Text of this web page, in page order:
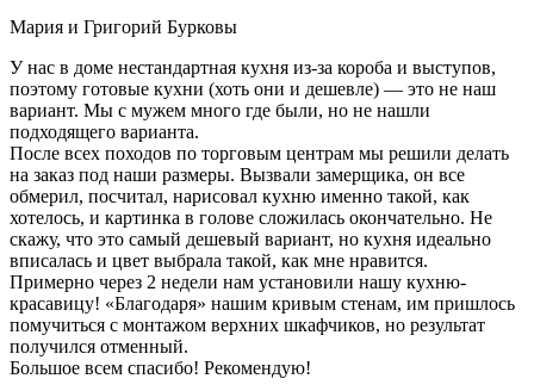
Мария и Григорий Бурковы
У нас в доме нестандартная кухня из-за короба и выступов,
поэтому готовые кухни (хоть они и дешевле) — это не наш
вариант. Мы с мужем много где были, но не нашли
подходящего варианта.
После всех походов по торговым центрам мы решили делать
на заказ под наши размеры. Вызвали замерщика, он все
обмерил, посчитал, нарисовал кухню именно такой, как
хотелось, и картинка в голове сложилась окончательно. Не
скажу, что это самый дешевый вариант, но кухня идеально
вписалась и цвет выбрала такой, как мне нравится.
Примерно через 2 недели нам установили нашу кухню-
красавицу! «Благодаря» нашим кривым стенам, им пришлось
помучиться с монтажом верхних шкафчиков, но результат
получился отменный.
Большое всем спасибо! Рекомендую!